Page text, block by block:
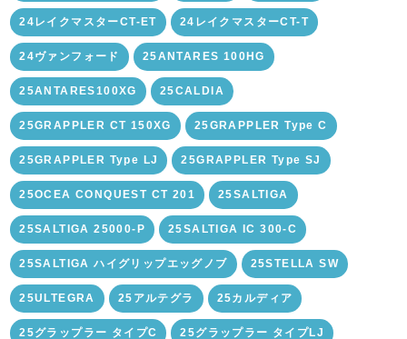
24レイクマスターCT-ET 24レイクマスターCT-T
24ヴァンフォード 25ANTARES 100HG
25ANTARES100XG 25CALDIA
25GRAPPLER CT 150XG 25GRAPPLER Type C
25GRAPPLER Type LJ 25GRAPPLER Type SJ
25OCEA CONQUEST CT 201 25SALTIGA
25SALTIGA 25000-P 25SALTIGA IC 300-C
25SALTIGA ハイグリップエッグノブ 25STELLA SW
25ULTEGRA 25アルテグラ 25カルディア
25グラップラー タイプC 25グラップラー タイプLJ